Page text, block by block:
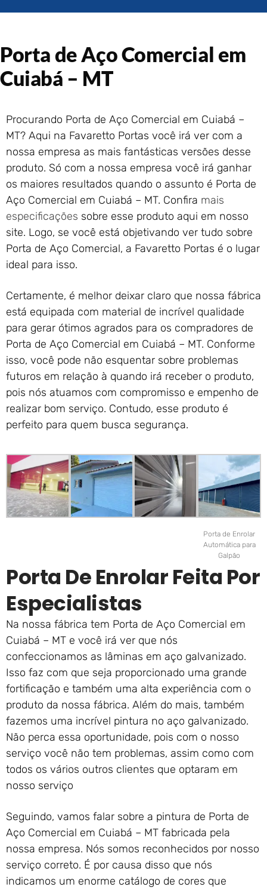
Portão de Garagem de
Enrolar em Queimados – RJ
Enrolar em Paraty – RJ
Portão de Garagem de
Enrolar em Nova Iguaçu – RJ
Portão de Garagem de
Enrolar em Nova Friburgo –
RJ
Porta de Aço Comercial em
Cuiabá – MT
Procurando Porta de Aço Comercial em Cuiabá –
MT? Aqui na Favaretto Portas você irá ver com a
nossa empresa as mais fantásticas versões desse
produto. Só com a nossa empresa você irá ganhar
os maiores resultados quando o assunto é Porta de
Aço Comercial em Cuiabá – MT. Confira mais
especificações sobre esse produto aqui em nosso
site. Logo, se você está objetivando ver tudo sobre
Porta de Aço Comercial, a Favaretto Portas é o lugar
ideal para isso.
Certamente, é melhor deixar claro que nossa fábrica
está equipada com material de incrível qualidade
para gerar ótimos agrados para os compradores de
Porta de Aço Comercial em Cuiabá – MT. Conforme
isso, você pode não esquentar sobre problemas
futuros em relação à quando irá receber o produto,
pois nós atuamos com compromisso e empenho de
realizar bom serviço. Contudo, esse produto é
perfeito para quem busca segurança.
Porta de Enrolar
Automática para
Galpão
Porta De Enrolar Feita Por
Especialistas
Na nossa fábrica tem Porta de Aço Comercial em
Cuiabá – MT e você irá ver que nós
confeccionamos as lâminas em aço galvanizado.
Isso faz com que seja proporcionado uma grande
fortificação e também uma alta experiência com o
produto da nossa fábrica. Além do mais, também
fazemos uma incrível pintura no aço galvanizado.
Não perca essa oportunidade, pois com o nosso
serviço você não tem problemas, assim como com
todos os vários outros clientes que optaram em
nosso serviço
Seguindo, vamos falar sobre a pintura de Porta de
Aço Comercial em Cuiabá – MT fabricada pela
nossa empresa. Nós somos reconhecidos por nosso
serviço correto. É por causa disso que nós
indicamos um enorme catálogo de cores que